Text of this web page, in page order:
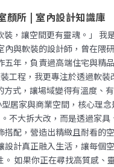
顏所 | 室內設計知識庫
裝，讓空間更有靈魂。」 我
內與軟裝的設計師，曾在隈
五年，負責過高端住宅與精
工程，我更專注於透過軟裝
方式，讓場域變得有溫度、
居家與商業空間，核心理
不大拆大改，而是透過家具
搭配，營造出精緻且耐看的
設計真正融入生活，讓每個
。 如果你正在尋找高質感、